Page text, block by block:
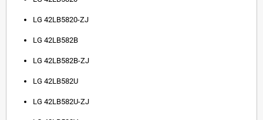
LG 42LB5820-ZJ
LG 42LB582B
LG 42LB582B-ZJ
LG 42LB582U
LG 42LB582U-ZJ